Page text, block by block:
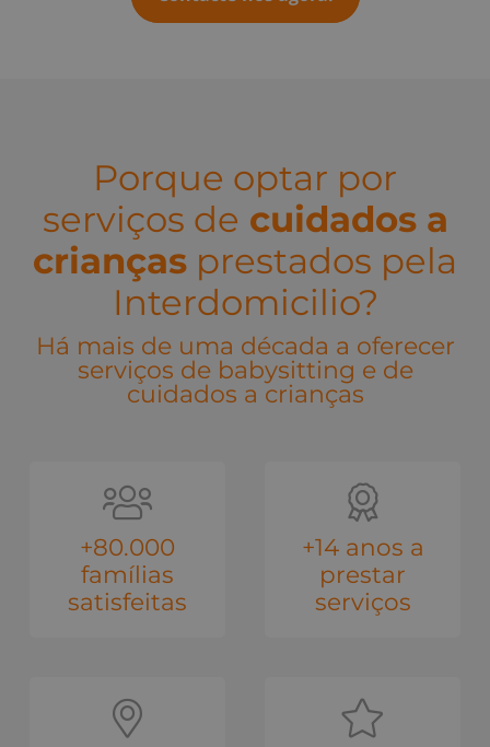
Porque optar por
serviços de cuidados a
crianças prestados pela
Interdomicilio?
Há mais de uma década a oferecer
serviços de babysitting e de
cuidados a crianças
+80.000
famílias
satisfeitas
+14 anos a
prestar
serviços